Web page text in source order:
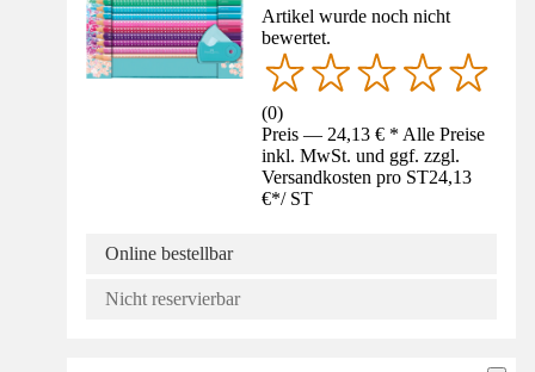
Artikel wurde noch nicht
bewertet.
(0)
Preis — 24,13 € * Alle Preise
inkl. MwSt. und ggf. zzgl.
Versandkosten pro ST24,13
€*/ ST
Online bestellbar
Nicht reservierbar